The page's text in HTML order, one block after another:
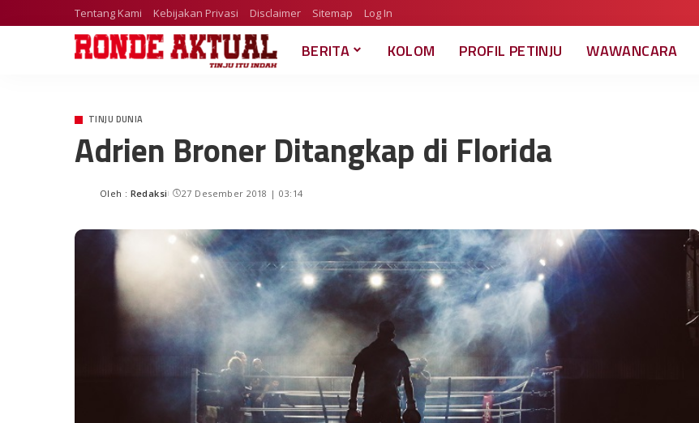
Tentang Kami Kebijakan Privasi Disclaimer Sitemap Log In
BERITA KOLOM PROFIL PETINJU WAWANCARA
TINJU DUNIA
Adrien Broner Ditangkap di Florida
Oleh : Redaksi 27 Desember 2018 | 03:14